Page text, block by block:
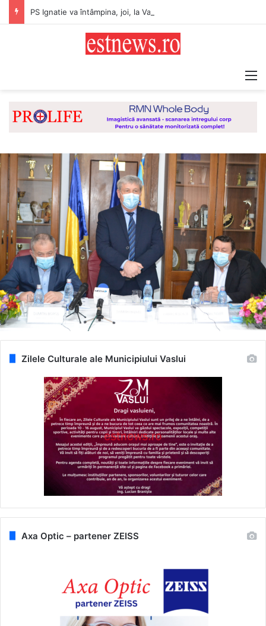
Zilele Culturale ale Municipiului Vaslui
Axa Optic – partener ZEISS